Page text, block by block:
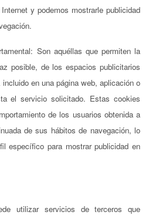
y podemos mostrarle publicidad
Son aquéllas que permiten la
posible, de los espacios publicitarios
en una página web, aplicación o
el servicio solicitado. Estas cookies
de los usuarios obtenida a
de sus hábitos de navegación, lo
específico para mostrar publicidad en
utilizar servicios de terceros que